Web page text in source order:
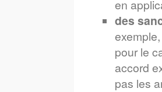
en
des
pour le
accord
pas les